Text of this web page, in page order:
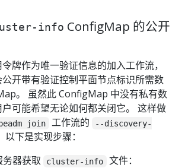
info ConfigMap 的公开
牌作为唯一验证信息的加入工作流，
开带有验证控制平面节点标识所需数
。 虽然此 ConfigMap 中没有私有数
可能希望无论如何都关闭它。 这样做
join 工作流的
--discovery-
以下是实现步骤：
务器获取
cluster-info 文件：